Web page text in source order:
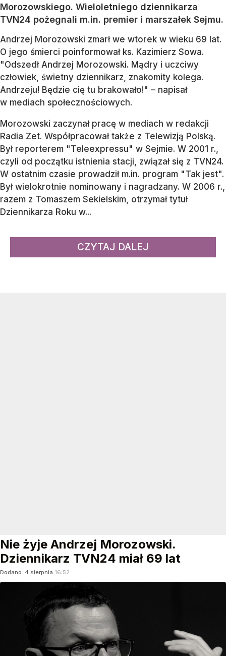
Morozowskiego. Wieloletniego dziennikarza
TVN24 pożegnali m.in. premier i marszałek Sejmu.
Andrzej Morozowski zmarł we wtorek w wieku 69 lat.
O jego śmierci poinformował ks. Kazimierz Sowa.
"Odszedł Andrzej Morozowski. Mądry i uczciwy
człowiek, świetny dziennikarz, znakomity kolega.
Andrzeju! Będzie cię tu brakowało!" – napisał
w mediach społecznościowych.
Morozowski zaczynał pracę w mediach w redakcji
Radia Zet. Współpracował także z Telewizją Polską.
Był reporterem "Teleexpressu" w Sejmie. W 2001 r.,
czyli od początku istnienia stacji, związał się z TVN24.
W ostatnim czasie prowadził m.in. program "Tak jest".
Był wielokrotnie nominowany i nagradzany. W 2006 r.,
razem z Tomaszem Sekielskim, otrzymał tytuł
Dziennikarza Roku w...
CZYTAJ DALEJ
Nie żyje Andrzej Morozowski.
Dziennikarz TVN24 miał 69 lat
Dodano: 4 sierpnia 16:52